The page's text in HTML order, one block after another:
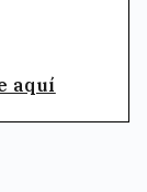
aquí